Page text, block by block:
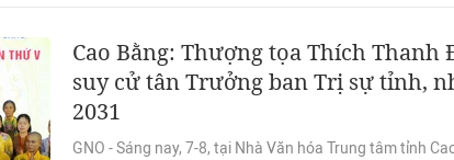
Cao Bằng: Thượng tọa Thích Thanh
suy cử tân Trưởng ban Trị sự tỉnh,
2031
GNO - Sáng nay, 7-8, tại Nhà Văn hóa Trung tâm tỉnh